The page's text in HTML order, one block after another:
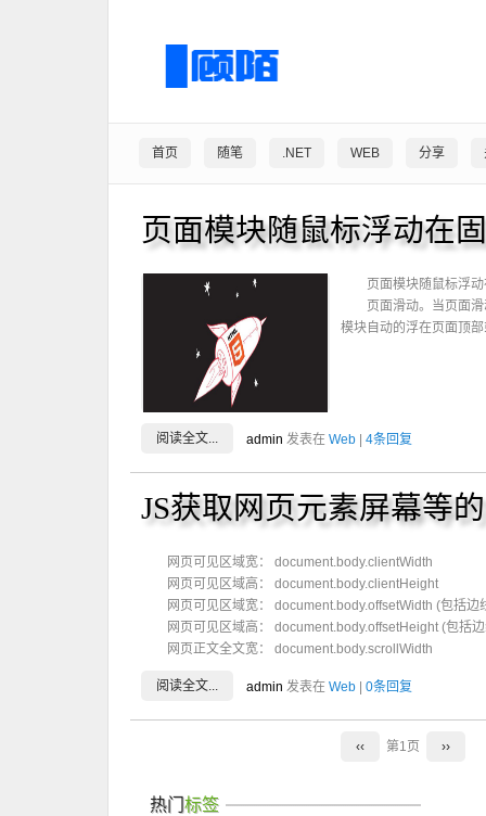
首页 随笔 .NET WEB 分享
页面模块随鼠标浮动在
页面模块随鼠标浮
页面滑动。当页面
模块自动的浮在页面顶
阅读全文... admin 发表在 Web 4条回复
JS获取网页元素屏幕等
网页可见区域宽： document.body.clientWidth
网页可见区域高： document.body.clientHeight
网页可见区域宽： document.body.offsetWidth (包括边
网页可见区域高： document.body.offsetHeight (包括
网页正文全文宽： document.body.scrollWidth
阅读全文... admin 发表在 Web 0条回复
‹‹ 第1页 ››
热门标签